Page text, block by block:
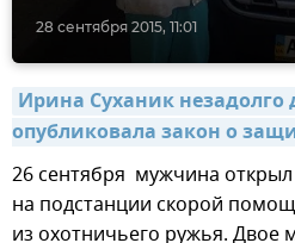
28 сентября 2015, 11:01
Ирина Суханик незадолго
опубликовала закон о
26 сентября мужчина
на подстанции скорой
из охотничьего ружья. Двое